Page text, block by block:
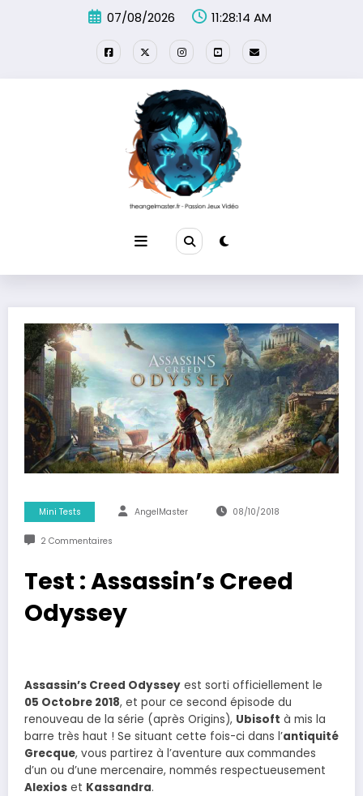
07/08/2026 11:28:15 AM
Mini Tests AngelMaster 08/10/2018
2 Commentaires
Test : Assassin’s Creed
Odyssey
Assassin’s Creed Odyssey est sorti officiellement le
05 Octobre 2018, et pour ce second épisode du
renouveau de la série (après Origins), Ubisoft à mis la
barre très haut ! Se situant cette fois-ci dans l’antiquité
Grecque, vous partirez à l’aventure aux commandes
d’un ou d’une mercenaire, nommés respectueusement
Alexios et Kassandra.